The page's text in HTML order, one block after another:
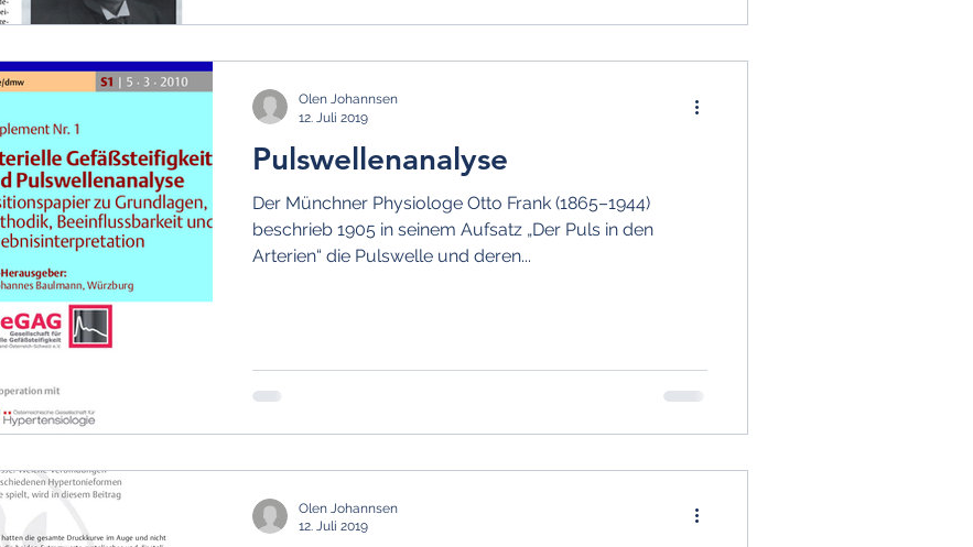
Pulswellenanalyse
Der Münchner Physiologe Otto Frank (1865–1944)
beschrieb 1905 in seinem Aufsatz „Der Puls in den
Arterien“ die Pulswelle und deren...
Olen Johannsen
12. Juli 2019
Olen Johannsen
12. Juli 2019